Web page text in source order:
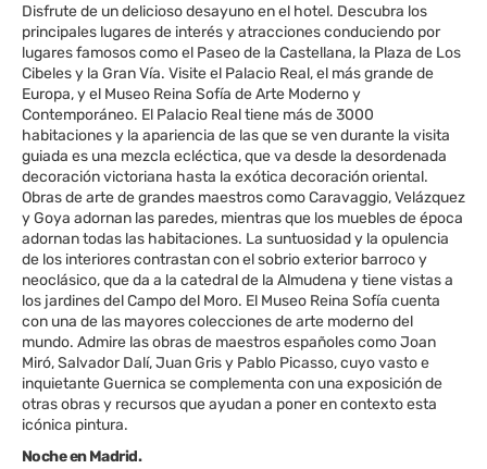
Disfrute de un delicioso desayuno en el hotel. Descubra los
principales lugares de interés y atracciones conduciendo por
lugares famosos como el Paseo de la Castellana, la Plaza de Los
Cibeles y la Gran Vía. Visite el Palacio Real, el más grande de
Europa, y el Museo Reina Sofía de Arte Moderno y
Contemporáneo. El Palacio Real tiene más de 3000
habitaciones y la apariencia de las que se ven durante la visita
guiada es una mezcla ecléctica, que va desde la desordenada
decoración victoriana hasta la exótica decoración oriental.
Obras de arte de grandes maestros como Caravaggio, Velázquez
y Goya adornan las paredes, mientras que los muebles de época
adornan todas las habitaciones. La suntuosidad y la opulencia
de los interiores contrastan con el sobrio exterior barroco y
neoclásico, que da a la catedral de la Almudena y tiene vistas a
los jardines del Campo del Moro. El Museo Reina Sofía cuenta
con una de las mayores colecciones de arte moderno del
mundo. Admire las obras de maestros españoles como Joan
Miró, Salvador Dalí, Juan Gris y Pablo Picasso, cuyo vasto e
inquietante Guernica se complementa con una exposición de
otras obras y recursos que ayudan a poner en contexto esta
icónica pintura.
Noche en Madrid.